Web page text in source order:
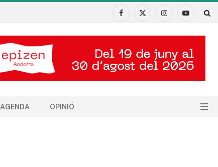
Facebook
X
InstagramYouTube
AGENDA OPINIÓ